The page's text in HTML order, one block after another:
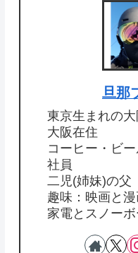
旦那
東京生まれの大
大阪在住
コーヒー・ビ
社員
二児(姉妹)の父
趣味：映画と
家電とスノー